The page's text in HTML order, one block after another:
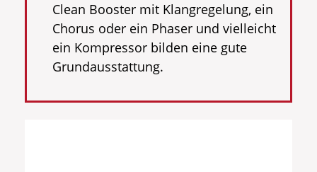
Clean Booster mit Klangregelung, ein
Chorus oder ein Phaser und vielleicht
ein Kompressor bilden eine gute
Grundausstattung.